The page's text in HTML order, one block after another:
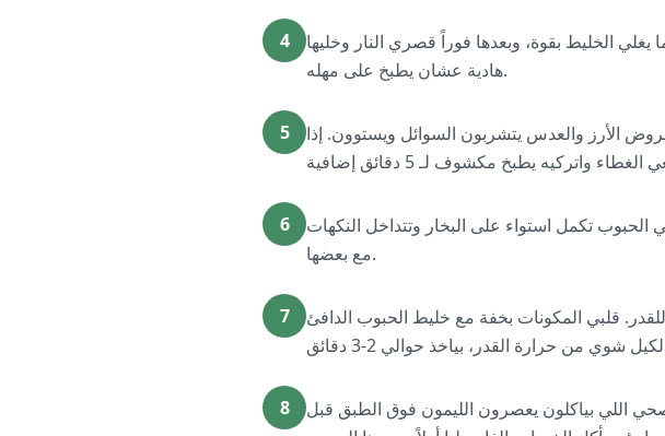
4
الخليط بقوة، وبعدها فوراً قصري النار وخليها
هادية عشان يطبخ على مهله.
5
ترفعين الغطاء. المفروض الأرز والعدس يتشربون السوائل ويستوون. إذا
6
وهو مغطى لمدة 5 دقائق. هالخطوة تخلي الحبوب تكمل استواء على البخار وتتداخل النكهات
مع بعضها.
7
قلبي المكونات بخفة مع خليط الحبوب الدافئ
8
اللي بياكلون يعصرون الليمون فوق الطبق قبل